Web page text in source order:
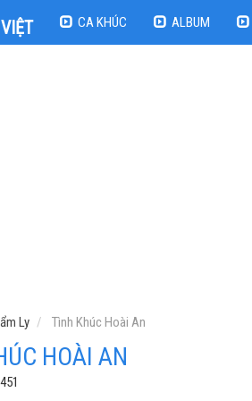
CA KHÚC ALBUM
Ly Tình Khúc Hoài An
HOÀI AN